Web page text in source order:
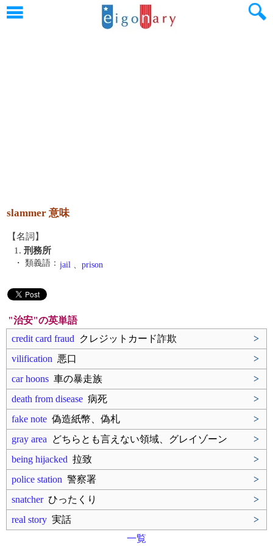
slammer 意味
【名詞】
1. 刑務所
・ 類義語： jail 、 prison
"治安"の英単語
credit card fraud クレジットカード詐欺
>
vilification 悪口
>
car hoons 車の暴走族
>
death from disease 病死
>
fake note 偽造紙幣、偽札
>
gray area どちらとも言えない領域、グレイゾーン
>
being hijacked 拉致
>
police station 警察署
>
snatcherひったくり
>
real story 実話
>
一覧